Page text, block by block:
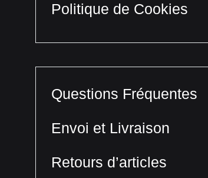
Politique de Cookies
Questions Fréquentes
Envoi et Livraison
Retours d’articles